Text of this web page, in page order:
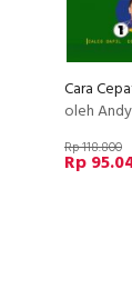
oleh
Rp 118.800
Rp